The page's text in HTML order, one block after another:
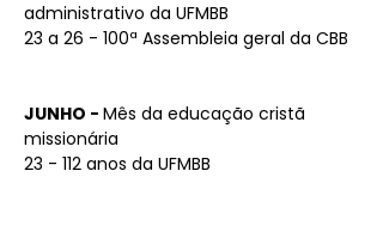
administrativo da UFMBB
23 a 26 - 100ª Assembleia geral da CBB
JUNHO - Mês da educação cristã
missionária
23 - 112 anos da UFMBB